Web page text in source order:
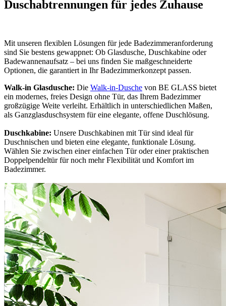
Duschabtrennungen für jedes Zuhause
Mit unseren flexiblen Lösungen für jede Badezimmeranforderung
sind Sie bestens gewappnet: Ob Glasdusche, Duschkabine oder
Badewannenaufsatz – bei uns finden Sie maßgeschneiderte
Optionen, die garantiert in Ihr Badezimmerkonzept passen.
Walk-in Glasdusche: Die Walk-in-Dusche von BE GLASS bietet
ein modernes, freies Design ohne Tür, das Ihrem Badezimmer
großzügige Weite verleiht. Erhältlich in unterschiedlichen Maßen,
als Ganzglasduschsystem für eine elegante, offene Duschlösung.
Duschkabine: Unsere Duschkabinen mit Tür sind ideal für
Duschnischen und bieten eine elegante, funktionale Lösung.
Wählen Sie zwischen einer einfachen Tür oder einer praktischen
Doppelpendeltür für noch mehr Flexibilität und Komfort im
Badezimmer.